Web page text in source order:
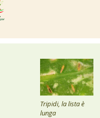
Tripidi, la lista è
lunga